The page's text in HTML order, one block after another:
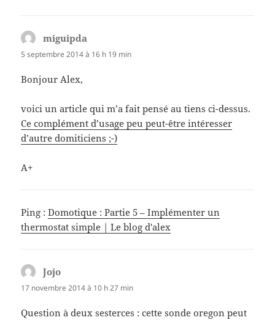
miguipda
5 septembre 2014 à 16 h 19 min
Bonjour Alex,
voici un article qui m’a fait pensé au tiens ci-dessus.
Ce complément d’usage peu peut-être intéresser
d’autre domiticiens ;-)
A+
Ping :Domotique : Partie 5 – Implémenter un
thermostat simple | Le blog d'alex
Jojo
17 novembre 2014 à 10 h 27 min
Question à deux sesterces : cette sonde oregon peut